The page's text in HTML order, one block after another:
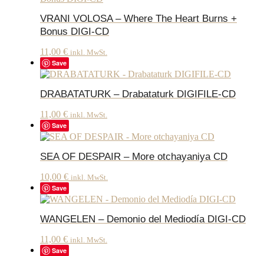
VRANI VOLOSA – Where The Heart Burns +
Bonus DIGI-CD
11,00 € inkl. MwSt.
Save
DRABATATURK – Drabataturk DIGIFILE-CD
11,00 € inkl. MwSt.
Save
SEA OF DESPAIR – More otchayaniya CD
10,00 € inkl. MwSt.
Save
WANGELEN – Demonio del Mediodía DIGI-CD
11,00 € inkl. MwSt.
Save